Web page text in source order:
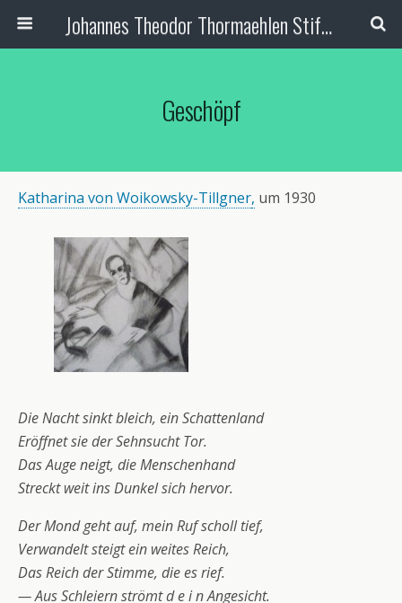
Johannes Theodor Thormaehlen Stiftung
Geschöpf
Katharina von Woikowsky-Tillgner, um 1930
Die Nacht sinkt bleich, ein Schattenland
Eröffnet sie der Sehnsucht Tor.
Das Auge neigt, die Menschenhand
Streckt weit ins Dunkel sich hervor.
Der Mond geht auf, mein Ruf scholl tief,
Verwandelt steigt ein weites Reich,
Das Reich der Stimme, die es rief.
— Aus Schleiern strömt d e i n Angesicht.